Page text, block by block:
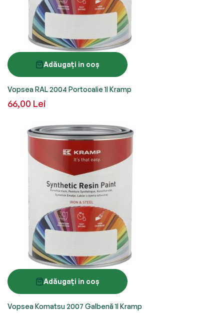
Adăugați in coș
Vopsea RAL 2004 Portocalie 1l Kramp
66,00 Lei
Adăugați in coș
Vopsea Komatsu 2007 Galbenă 1l Kramp